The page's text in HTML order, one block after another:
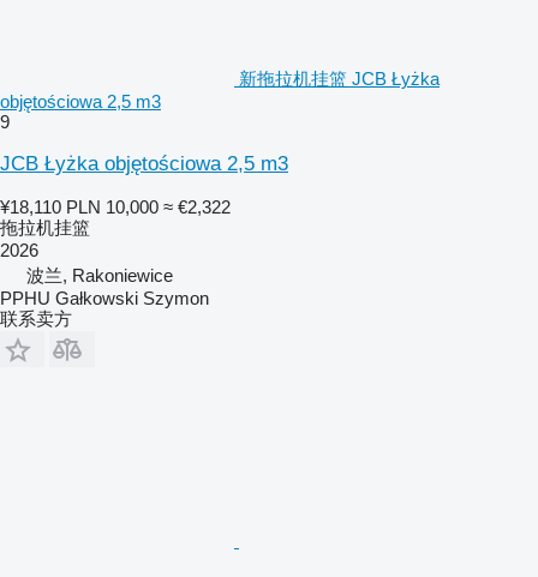
新拖拉机挂篮 JCB Łyżka
objętościowa 2,5 m3
9
JCB Łyżka objętościowa 2,5 m3
¥18,110 PLN 10,000 ≈ €2,322
拖拉机挂篮
2026
波兰, Rakoniewice
PPHU Gałkowski Szymon
联系卖方